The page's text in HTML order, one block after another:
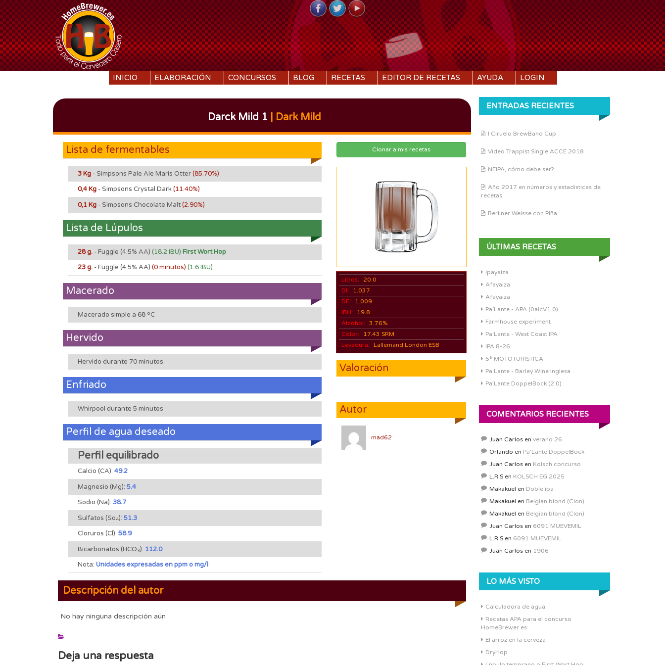
SKIP TO CONTENT
INICIO ELABORACIÓN CONCURSOS BLOG RECETAS EDITOR DE RECETAS AYUDA LOGIN
Darck Mild 1 | Dark Mild
Lista de fermentables
3 Kg - Simpsons Pale Ale Maris Otter(85.70%)
0,4 Kg - Simpsons Crystal Dark(11.40%)
0,1 Kg - Simpsons Chocolate Malt(2.90%)
Lista de Lúpulos
28 g. - Fuggle (4.5% AA) (18.2 IBU) First Wort Hop
23 g. - Fuggle (4.5% AA) (0 minutos) (1.6 IBU)
Macerado
Macerado simple a 68 ºC
Hervido
Hervido durante 70 minutos
Enfriado
Whirpool durante 5 minutos
Perfil de agua deseado
Perfil equilibrado
Calcio (CA): 49.2
Magnesio (Mg): 5.4
Sodio (Na): 38.7
Sulfatos (So4): 51.3
Cloruros (Cl): 58.9
Bicarbonatos (HCO3): 112.0
Nota: Unidades expresadas en ppm o mg/l
Clonar a mis recetas
Litros:
20.0
DI:
1.037
DF:
1.009
IBU:
19.8
Alcohol: 3.76%
Color:
17.43 SRM
Levadura: Lallemand London ESB
Valoración
Autor
mad62
Descripción del autor
No hay ninguna descripción aún
Deja una respuesta
ENTRADAS RECIENTES
I Ciruelo BrewBand Cup
Vídeo Trappist Single ACCE 2018
NEIPA, cómo debe ser?
Año 2017 en números y estadísticas de
recetas
Berliner Weisse con Piña
ÚLTIMAS RECETAS
ipayaiza
Afayaiza
Afayaiza
Pa´Lante - APA (0alcV1.0)
Farmhouse experiment
Pa'Lante - West Coast IPA
IPA 8-26
5ª MOTOTURISTICA
Pa'Lante - Barley Wine Inglesa
Pa’Lante DoppelBock (2.0)
COMENTARIOS RECIENTES
Juan Carlos en verano 26
Orlando en Pa’Lante DoppelBock
Juan Carlos en Kolsch concurso
L.R.S en KOLSCH EG 2025
Makakuel en Doble ipa
Makakuel en Belgian blond (Clon)
Makakuel en Belgian blond (Clon)
Juan Carlos en 6091 MUEVEMIL
L.R.S en 6091 MUEVEMIL
Juan Carlos en 1906
LO MÁS VISTO
Calculadora de agua
Recetas APA para el concurso
HomeBrewer.es
El arroz en la cerveza
DryHop